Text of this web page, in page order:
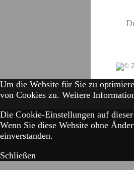
Um die Website für Sie zu
von Cookies zu. Weitere
Die Cookie-Einstellungen auf
Wenn Sie diese Website ohne
einverstanden.
Schließen